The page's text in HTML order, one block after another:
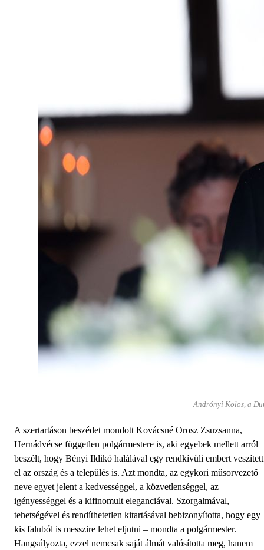
Andrónyi Kolos, a
A szertartáson beszédet mondott Kovácsné Orosz Zsuzsanna,
Hernádvécse független polgármestere is, aki egyebek mellett arról
beszélt, hogy Bényi Ildikó halálával egy rendkívüli embert veszített
el az ország és a település is. Azt mondta, az egykori műsorvezető
neve egyet jelent a kedvességgel, a közvetlenséggel, az
igényességgel és a kifinomult eleganciával. Szorgalmával,
tehetségével és rendíthetetlen kitartásával bebizonyította, hogy egy
kis faluból is messzire lehet eljutni – mondta a polgármester.
Hangsúlyozta, ezzel nemcsak saját álmát valósította meg, hanem